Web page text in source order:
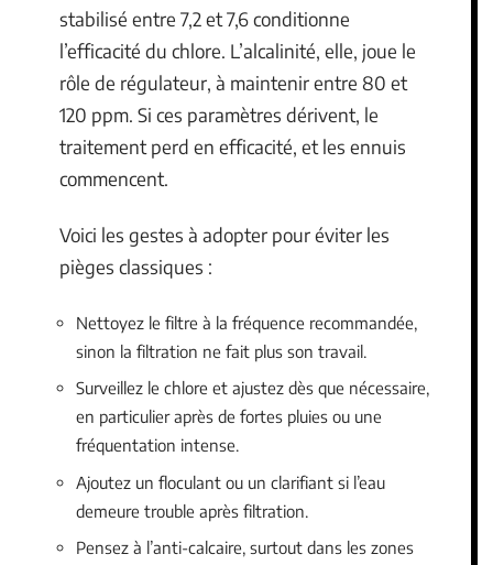
stabilisé entre 7,2 et 7,6 conditionne
l’efficacité du chlore. L’alcalinité, elle, joue le
rôle de régulateur, à maintenir entre 80 et
120 ppm. Si ces paramètres dérivent, le
traitement perd en efficacité, et les ennuis
commencent.
Voici les gestes à adopter pour éviter les
pièges classiques :
Nettoyez le filtre à la fréquence recommandée,
sinon la filtration ne fait plus son travail.
Surveillez le chlore et ajustez dès que nécessaire,
en particulier après de fortes pluies ou une
fréquentation intense.
Ajoutez un floculant ou un clarifiant si l’eau
demeure trouble après filtration.
Pensez à l’anti-calcaire, surtout dans les zones